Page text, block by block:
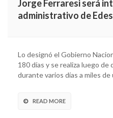
Jorge Ferraresi será
administrativo de
Lo designó el Gobierno
180 días y se realiza luego de
durante varios días a miles
READ MORE